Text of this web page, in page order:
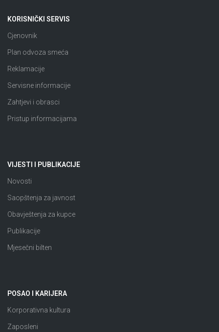
KORISNIČKI SERVIS
Cjenovnik
Plan odvoza smeća
Reklamacije
Servisne informacije
Zahtjevi i obrasci
Pristup informacijama
VIJESTI I PUBLIKACIJE
Novosti
Saopštenja za javnost
Obavještenja za kupce
Publikacije
Mjesečni bilten
POSAO I KARIJERA
Korporativna kultura
Zaposleni